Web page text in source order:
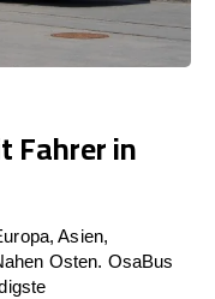
Fahrer in
Asien,
Osten. OsaBus